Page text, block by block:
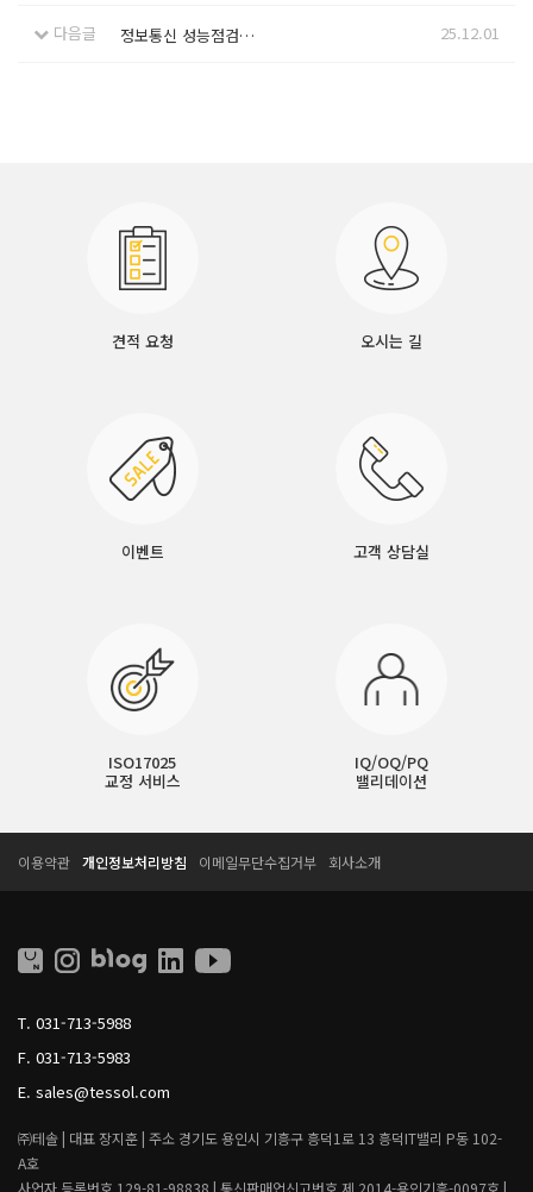
다음글 정보통신 성능점검이란? 25.12.01
견적 요청 오시는 길
이벤트 고객 상담실
ISO17025
교정 서비스
IQ/OQ/PQ
밸리데이션
T. 031-713-5988
F. 031-713-5983
E. sales@tessol.com
㈜테솔 | 대표 장지훈 | 주소 경기도 용인시 기흥구 흥덕1로 13 흥덕IT밸리 P동 102-
A호
이용약관 개인정보처리방침 이메일무단수집거부 회사소개